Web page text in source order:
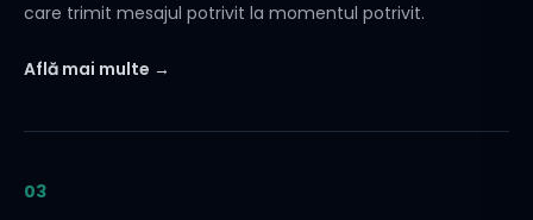
care trimit mesajul potrivit la momentul potrivit.
Află mai multe →
03